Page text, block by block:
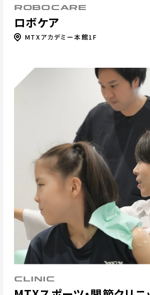
ROBOCARE
ロボケア
MTXアカデミー本館1F
CLINIC